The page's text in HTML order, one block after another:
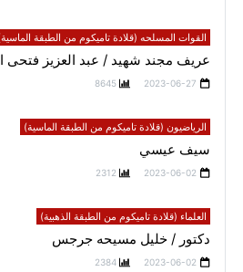
القوات المسلحه (قلادة تاميكوم من الطبقة
عريف مجند شهيد / عبد العزيز فتحى
2023-06-27
8645
الرياضيون (قلادة تاميكوم من الطبقة الماسية)
سيف عيسي
2023-06-02
2312
العلماء (قلادة تاميكوم من الطبقة الذهبية)
دكتور / خليل مسيحه جرجس
2023-06-02
2384